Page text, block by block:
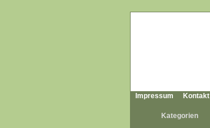
Impressum Kontakt
Kategorien